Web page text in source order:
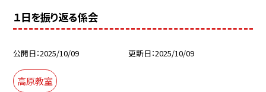
１日を振り返る係会
公開日 2025/10/09 更新日 2025/10/09
高原教室